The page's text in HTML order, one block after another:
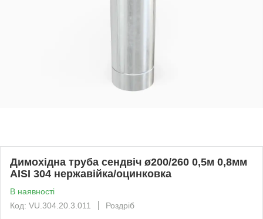
Димохідна труба сендвіч ø200/260 0,5м 0,8мм
AISI 304 нержавійка/оцинковка
В наявності
Код: VU.304.20.3.011
Роздріб